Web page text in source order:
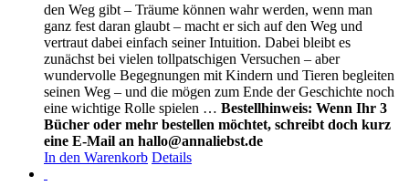
den Weg gibt – Träume können wahr werden, wenn man
ganz fest daran glaubt – macht er sich auf den Weg und
vertraut dabei einfach seiner Intuition. Dabei bleibt es
zunächst bei vielen tollpatschigen Versuchen – aber
wundervolle Begegnungen mit Kindern und Tieren begleiten
seinen Weg – und die mögen zum Ende der Geschichte noch
eine wichtige Rolle spielen … Bestellhinweis: Wenn Ihr 3
Bücher oder mehr bestellen möchtet, schreibt doch kurz
eine E-Mail an hallo@annaliebst.de
In den Warenkorb Details